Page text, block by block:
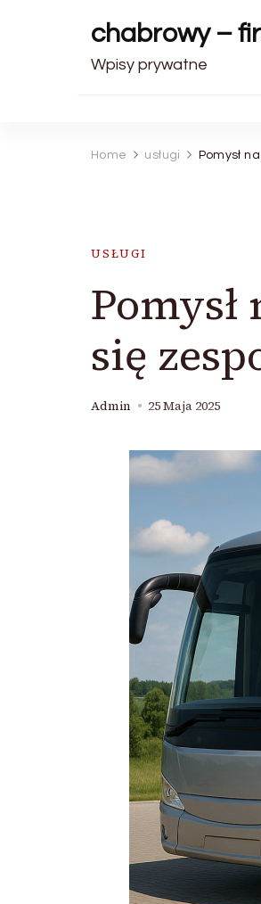
chabrowy –
Wpisy prywatne
Home usługi Pomysł
USŁUGI
się
Admin 25 Maja 2025